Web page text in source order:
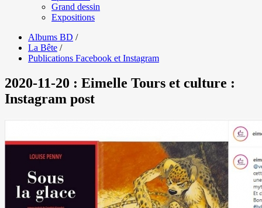
Grand dessin
Expositions
Albums BD /
La Bête /
Publications Facebook et Instagram
2020-11-20 : Eimelle Tours et culture :
Instagram post